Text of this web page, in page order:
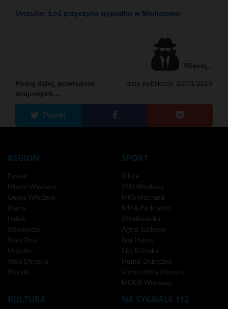
Urszulin: Łoś przyczyną wypadku w Michałowie
Więcej...
data publikacji: 22/01/2019
Podaj dalej, powiadom
znajomych....
Tweet
REGION
Powiat
Miasto Włodawa
Gmina Włodawa
Hanna
Hańsk
Sławatycze
Stary Brus
Urszulin
Wola Uhruska
Wyryki
SPORT
Kibice
SMS Włodawa
MKS Mechanik
MMA Pankration
Włodawianka
Agros Suchawa
Bug Hanna
Eko Różnaka
Hutnik Dubeczno
Vitrum Wola Uhruska
MOSIR Włodawa
KULTURA NA SYGNALE 112